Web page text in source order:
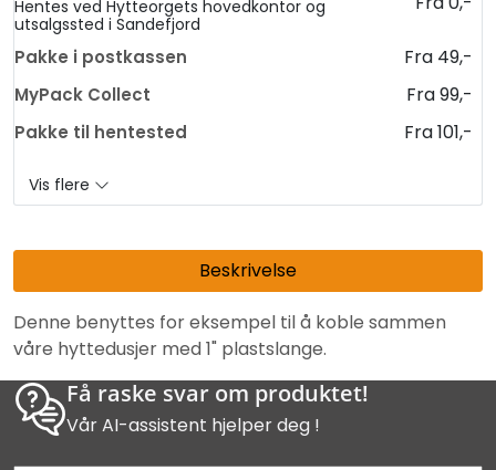
Hentes ved Hytteorgets hovedkontor og
utsalgssted i Sandefjord
Pakke i postkassen Fra 49,-
MyPack Collect Fra 99,-
Pakke til hentested Fra 101,-
Vis flere
Beskrivelse
Denne benyttes for eksempel til å koble sammen
våre hyttedusjer med 1" plastslange.
Få raske svar om produktet!
Vår AI-assistent hjelper deg !